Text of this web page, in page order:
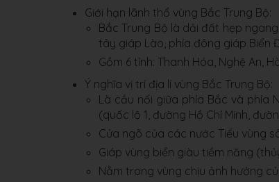
Giới hạn lãnh thổ vùng Bắc Trung Bộ:
Bắc Trung Bộ là dải đất hẹp
tây giáp Lào, phía đông giáp Biển
Gồm 6 tỉnh: Thanh Hóa, Nghệ An,
Ý nghĩa vị trí địa lí vùng Bắc Trung Bộ:
Là cầu nối giữa phía Bắc và phía
(quốc lộ 1, đường Hồ Chí Minh,
Cửa ngõ của các nước Tiểu vùng
Giáp vùng biển giàu tiềm năng
Nằm trong vùng chịu ảnh hưởng